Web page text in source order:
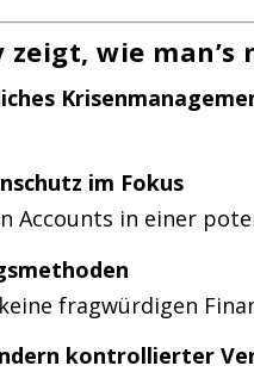
wie man’s
im Fokus
Accounts in einer
fragwürdigen
kontrollierter